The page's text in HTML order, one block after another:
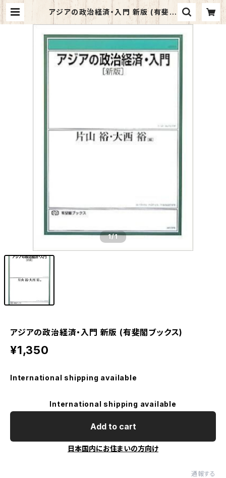
アジアの政治経済・入門 新版 (有斐閣
ブックス) | マイブックス関大前店(店
1/1
アジアの政治経済・入門 新版 (有斐閣ブックス)
¥1,350
International shipping available
International shipping available
Add to cart
日本国内にお住まいの方向け
通報する